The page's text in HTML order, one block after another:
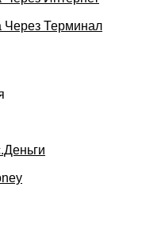
Через Терминал